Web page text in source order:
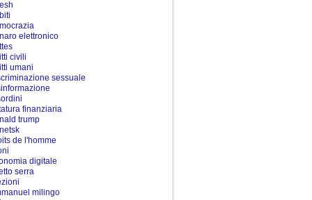
elettronico
civili
umani
sessuale
finanziaria
trump
de l'homme
digitale
serra
milingo